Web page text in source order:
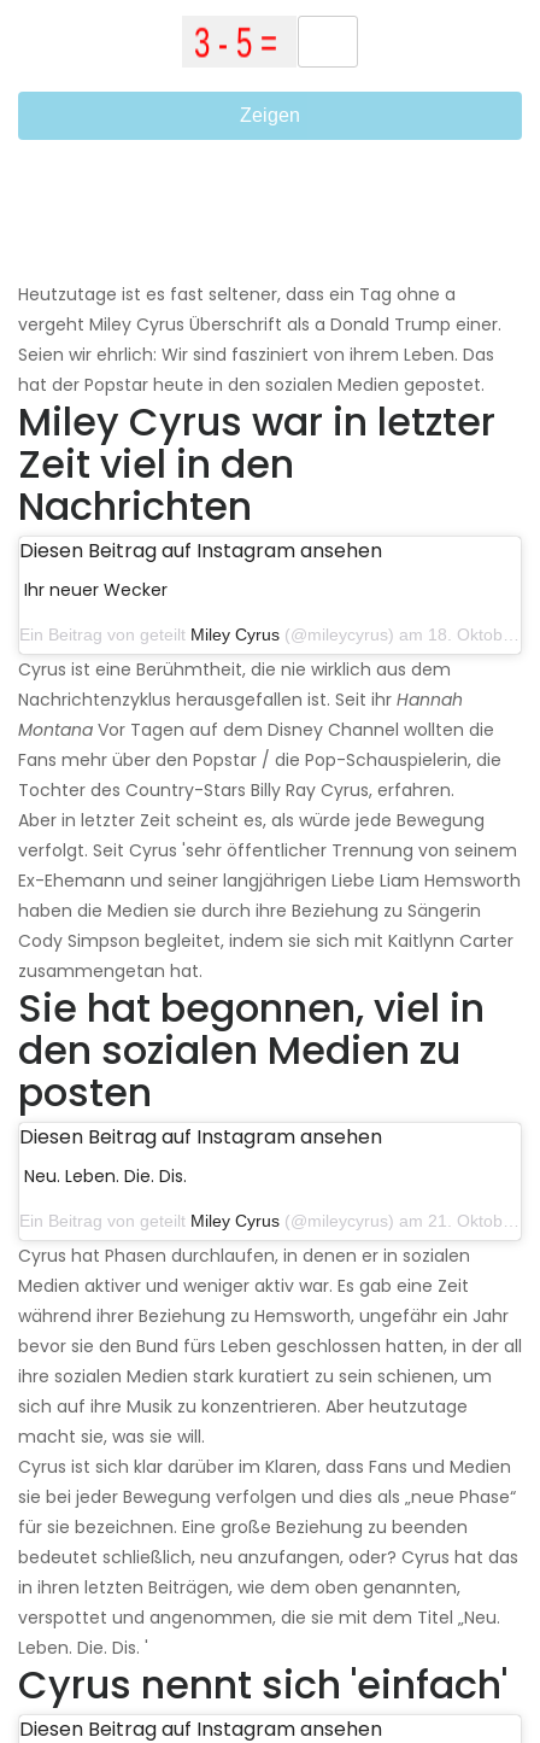
Zeigen
Heutzutage ist es fast seltener, dass ein Tag ohne a
vergeht Miley Cyrus Überschrift als a Donald Trump einer.
Seien wir ehrlich: Wir sind fasziniert von ihrem Leben. Das
hat der Popstar heute in den sozialen Medien gepostet.
Miley Cyrus war in letzter
Zeit viel in den
Nachrichten
Diesen Beitrag auf Instagram ansehen
Ihr neuer Wecker
Ein Beitrag von geteilt Miley Cyrus (@mileycyrus) am 18. Oktober 2019 um 19:03 Uhr PDT
Cyrus ist eine Berühmtheit, die nie wirklich aus dem
Nachrichtenzyklus herausgefallen ist. Seit ihr Hannah
Montana Vor Tagen auf dem Disney Channel wollten die
Fans mehr über den Popstar / die Pop-Schauspielerin, die
Tochter des Country-Stars Billy Ray Cyrus, erfahren.
Aber in letzter Zeit scheint es, als würde jede Bewegung
verfolgt. Seit Cyrus 'sehr öffentlicher Trennung von seinem
Ex-Ehemann und seiner langjährigen Liebe Liam Hemsworth
haben die Medien sie durch ihre Beziehung zu Sängerin
Cody Simpson begleitet, indem sie sich mit Kaitlynn Carter
zusammengetan hat.
Sie hat begonnen, viel in
den sozialen Medien zu
posten
Diesen Beitrag auf Instagram ansehen
Neu. Leben. Die. Dis.
Ein Beitrag von geteilt Miley Cyrus (@mileycyrus) am 21. Oktober 2019 um 12:31 Uhr PDT
Cyrus hat Phasen durchlaufen, in denen er in sozialen
Medien aktiver und weniger aktiv war. Es gab eine Zeit
während ihrer Beziehung zu Hemsworth, ungefähr ein Jahr
bevor sie den Bund fürs Leben geschlossen hatten, in der all
ihre sozialen Medien stark kuratiert zu sein schienen, um
sich auf ihre Musik zu konzentrieren. Aber heutzutage
macht sie, was sie will.
Cyrus ist sich klar darüber im Klaren, dass Fans und Medien
sie bei jeder Bewegung verfolgen und dies als „neue Phase“
für sie bezeichnen. Eine große Beziehung zu beenden
bedeutet schließlich, neu anzufangen, oder? Cyrus hat das
in ihren letzten Beiträgen, wie dem oben genannten,
verspottet und angenommen, die sie mit dem Titel „Neu.
Leben. Die. Dis. '
Cyrus nennt sich 'einfach'
Diesen Beitrag auf Instagram ansehen